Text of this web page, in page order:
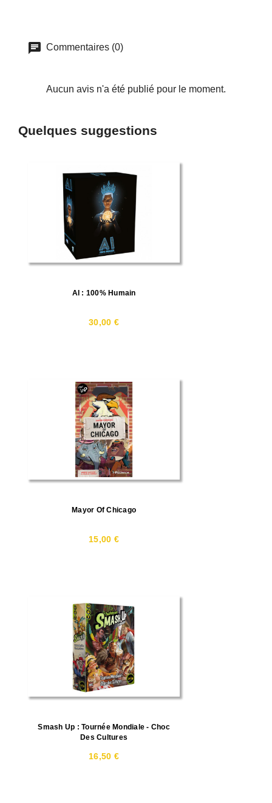
Commentaires (0)
Aucun avis n'a été publié pour le moment.
Quelques suggestions
AI : 100% Humain
30,00 €
Mayor Of Chicago
15,00 €
Smash Up : Tournée Mondiale - Choc
Des Cultures
16,50 €